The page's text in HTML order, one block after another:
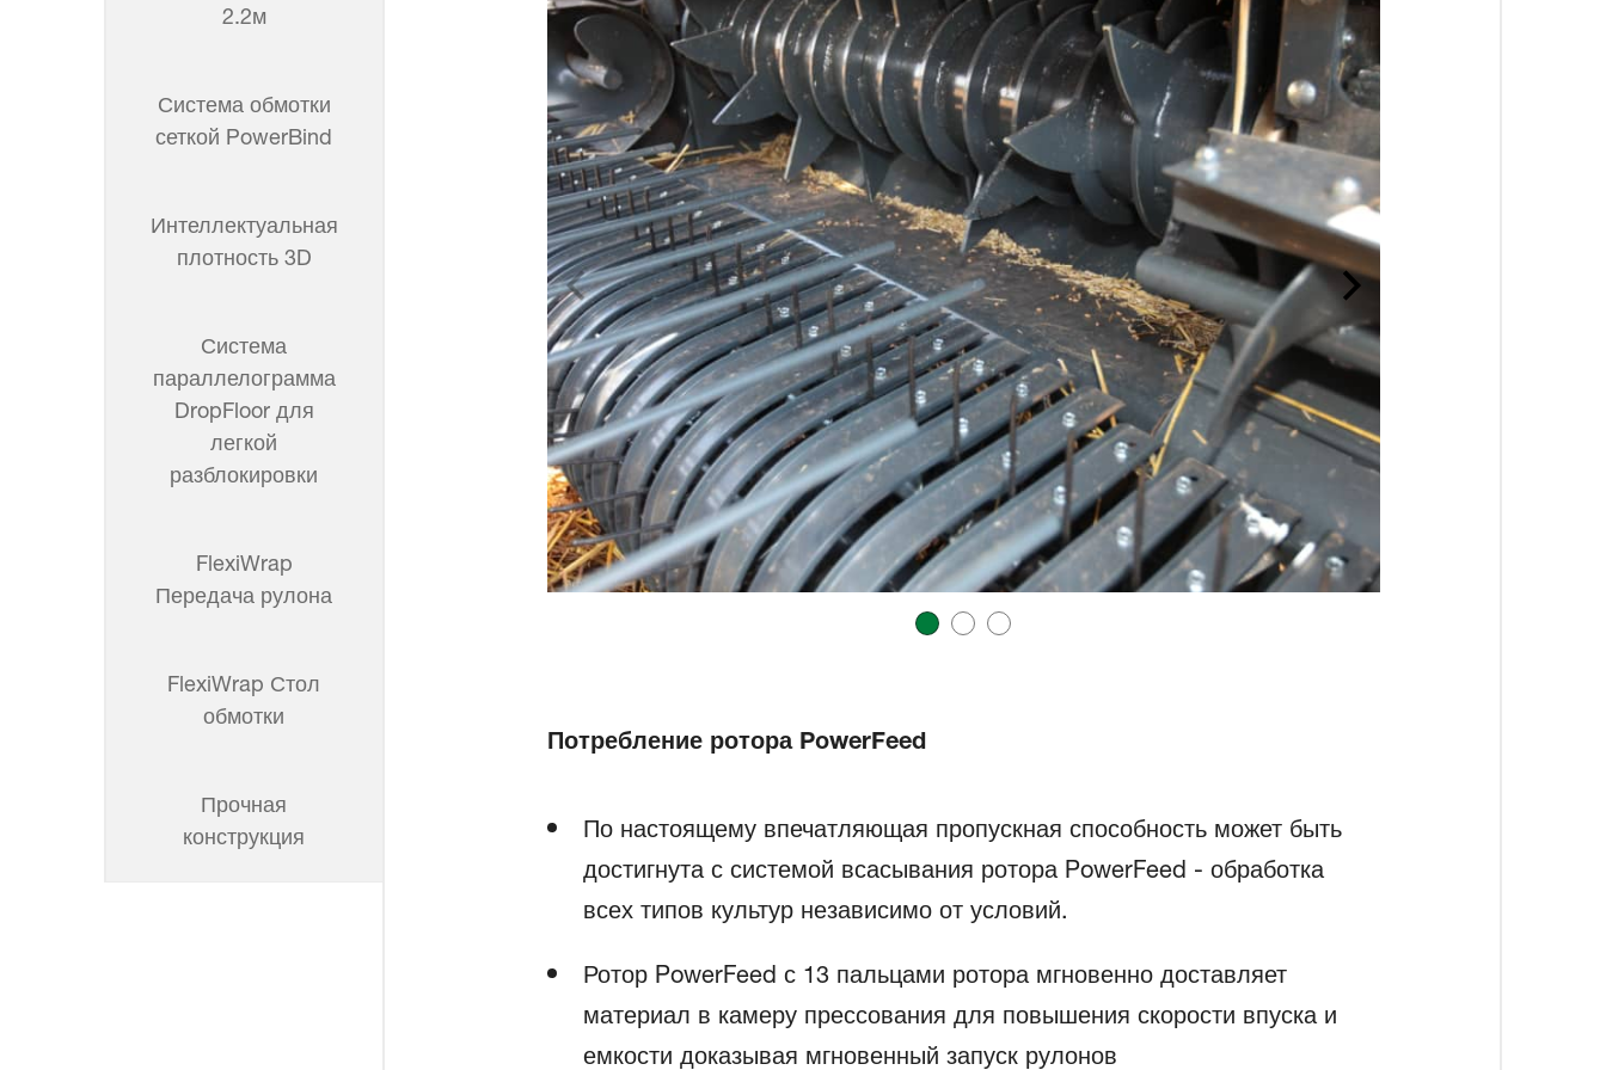
2.2м
Система обмотки
сеткой PowerBind
Интеллектуальная
плотность 3D
Система
параллелограмма
DropFloor для
легкой
разблокировки
FlexiWrap
Передача рулона
FlexiWrap Стол
обмотки
Прочная
конструкция
Потребление ротора PowerFeed
По настоящему впечатляющая пропускная способность может быть
достигнута с системой всасывания ротора PowerFeed - обработка
всех типов культур независимо от условий.
Ротор PowerFeed с 13 пальцами ротора мгновенно доставляет
материал в камеру прессования для повышения скорости впуска и
емкости доказывая мгновенный запуск рулонов